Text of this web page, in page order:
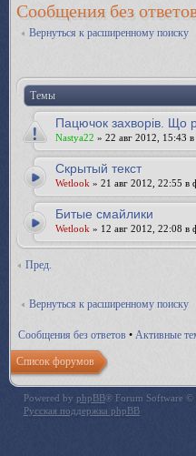
Сообщения без
Вернуться к расширенному поиску
Темы
Пацючок захворів. Що
Nastya22 » 22 авг 2012, 15:43
Скрытый текст
Wetlook » 21 авг 2012, 22:55 в
Битые смайлики
Wetlook » 12 авг 2012, 22:08 в
Пред.
Вернуться к расширенному поиску
Сообщения без ответов • Активные
Список форумов
Powered by phpBB® Forum Software ©
Русская поддержка phpBB